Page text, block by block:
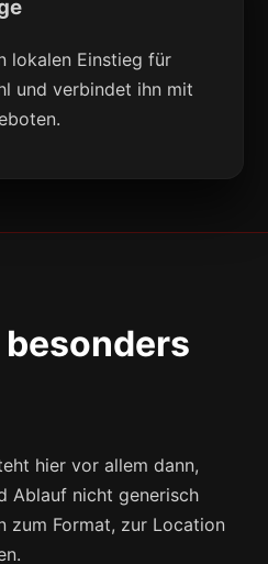
lokalen Einstieg für
und verbindet ihn mit
besonders
hier vor allem dann,
Ablauf nicht generisch
zum Format, zur Location